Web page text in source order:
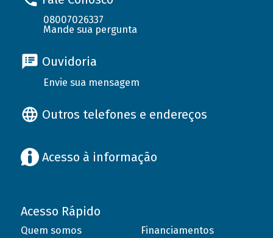
08007026337
Mande sua pergunta
Ouvidoria
Envie sua mensagem
Outros telefones e endereços
Acesso à informação
Acesso Rápido
Quem somos
Financiamentos